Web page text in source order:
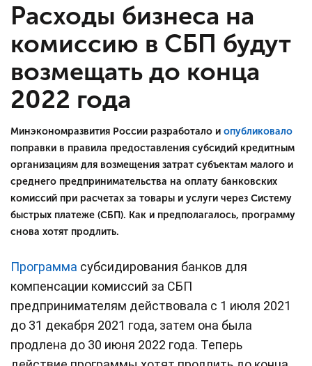
Расходы бизнеса на
комиссию в СБП будут
возмещать до конца
2022 года
Минэкономразвития России разработало и опубликовало
поправки в правила предоставления субсидий кредитным
организациям для возмещения затрат субъектам малого и
среднего предпринимательства на оплату банковских
комиссий при расчетах за товары и услуги через Систему
быстрых платеже (СБП). Как и предполагалось, программу
снова хотят продлить.
Программа субсидирования банков для
компенсации комиссий за СБП
предпринимателям действовала с 1 июля 2021
до 31 декабря 2021 года, затем она была
продлена до 30 июня 2022 года. Теперь